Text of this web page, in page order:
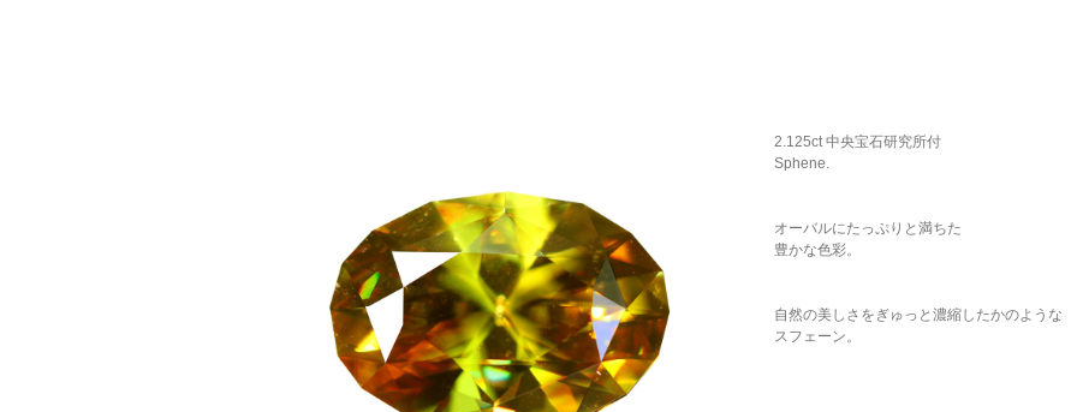
2.125ct 中央宝石研究所付
Sphene.
オーバルにたっぷりと満ちた
豊かな色彩。
自然の美しさをぎゅっと濃縮したかのような
スフェーン。